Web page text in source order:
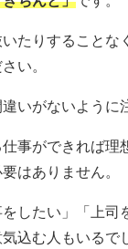
たりすることな
い。
いがないように
仕事ができれば理
はありません。
をしたい」「上司
込む人もいるで